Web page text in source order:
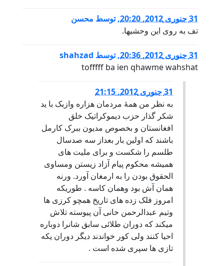
31 جنوری 2012, 20:20 ,توسط محسن
تف به روی این وحشیها.
31 جنوری 2012, 20:36 ,توسط shahzad
tofffff ba ien qhawme wahshat
31 جنوری 2012, 21:15
به نظر من همۀ مردمان هزاره وازبک با ید
شکر گذار حزب دیموکراتیک خلق
افغانستان و بخصوص مدیون ببرک کارمل
باشند که اولین بار بعداز سه صدسال
طلسم را شکست و برای ملیت های
همیشه محکوم پیام آزاد زیستن ومساوی
الحقوق بودن را به ارمغان آورد. ورنه
همان آش بود وهمان کاسه . طوریکه
امروز فلک زده های تاریخ همچو کرزی ها
وتیم عبدالرحمن خانی آن پیوسته تلاش
میکند که دوران طلائی سابق شانرا دوباره
احیا کنند ولی کور خواندند دیگر دوران یکه
تازی ها سپری شده است .